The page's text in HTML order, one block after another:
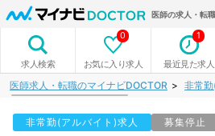
医師の求人・転
求人検索 お気に入り求人
0
最近見た求人
1
医師求人・転職のマイナビDOCTOR 非常
非常勤(アルバイト)求人 募集停止